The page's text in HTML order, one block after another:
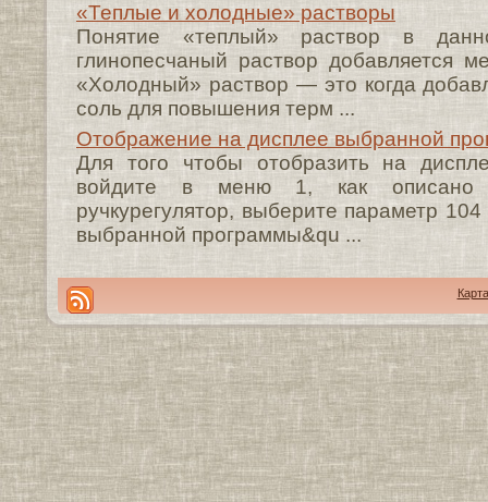
«Теплые и холодные» растворы
Понятие «теплый» раствор в
глинопесчаный раствор добавляется
«Холодный» раствор — это когда
соль для повышения терм ...
Отображение на дисплее выбранной
Для того чтобы отобразить на
войдите в меню 1, как описано
ручкурегулятор, выберите параметр
выбранной программы&qu ...